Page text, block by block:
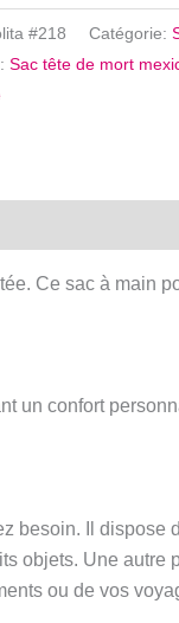
#218 Catégorie:
Sac tête de mort
Ce sac à main
un confort
besoin. Il dispose
objets. Une autre
ou de vos